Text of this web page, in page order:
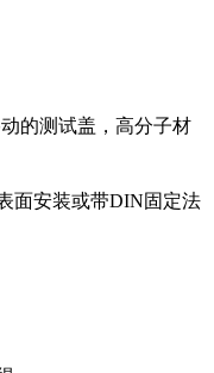
的测试盖，高分子材
表面安装或带DIN固定法